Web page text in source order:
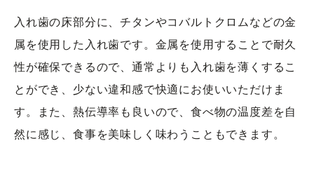
入れ歯の床部分に、チタンやコバルトクロムなどの金
属を使用した入れ歯です。金属を使用することで耐久
性が確保できるので、通常よりも入れ歯を薄くするこ
とができ、少ない違和感で快適にお使いいただけま
す。また、熱伝導率も良いので、食べ物の温度差を自
然に感じ、食事を美味しく味わうこともできます。